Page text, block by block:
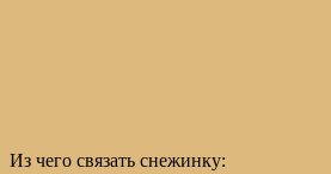
Из чего связать снежинку: